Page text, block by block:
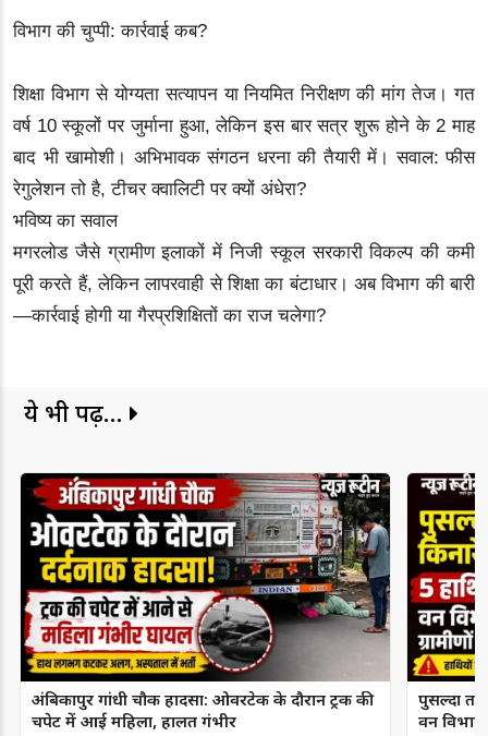
विभाग की चुप्पी: कार्रवाई कब?
शिक्षा विभाग से योग्यता सत्यापन या नियमित निरीक्षण की मांग तेज। गत
वर्ष 10 स्कूलों पर जुर्माना हुआ, लेकिन इस बार सत्र शुरू होने के 2 माह
बाद भी खामोशी। अभिभावक संगठन धरना की तैयारी में। सवाल: फीस
रेगुलेशन तो है, टीचर क्वालिटी पर क्यों अंधेरा?
भविष्य का सवाल
मगरलोड जैसे ग्रामीण इलाकों में निजी स्कूल सरकारी विकल्प की कमी
पूरी करते हैं, लेकिन लापरवाही से शिक्षा का बंटाधार। अब विभाग की बारी
—कार्रवाई होगी या गैरप्रशिक्षितों का राज चलेगा?
ये भी पढ़ें...
अंबिकापुर गांधी चौक हादसा: ओवरटेक के दौरान ट्रक की
चपेट में आई महिला, हालत गंभीर
पुसल्दा
वन विभाग